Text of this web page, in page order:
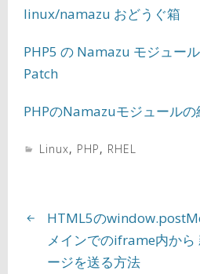
linux/namazu おどうぐ箱
PHP5 の Namazu モジュー
Patch
PHPのNamazuモジュールの
Linux, PHP, RHEL
HTML5の
メインでのiframe内か
ージを送る方法